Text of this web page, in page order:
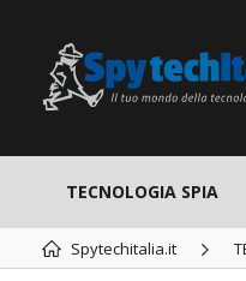
TECNOLOGIA SPIA
Spytechitalia.it